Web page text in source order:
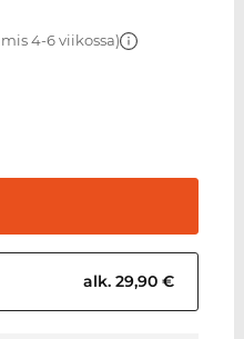
4-6 viikossa)
alk. 29,90 €